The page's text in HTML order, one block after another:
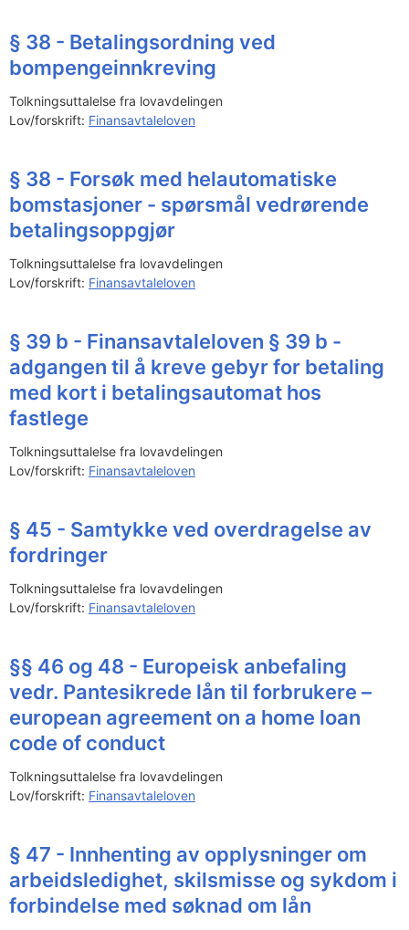
§ 38 - Betalingsordning ved
bompengeinnkreving
Tolkningsuttalelse fra lovavdelingen
Lov/forskrift: Finansavtaleloven
§ 38 - Forsøk med helautomatiske
bomstasjoner - spørsmål vedrørende
betalingsoppgjør
Tolkningsuttalelse fra lovavdelingen
Lov/forskrift: Finansavtaleloven
§ 39 b - Finansavtaleloven § 39 b -
adgangen til å kreve gebyr for betaling
med kort i betalingsautomat hos
fastlege
Tolkningsuttalelse fra lovavdelingen
Lov/forskrift: Finansavtaleloven
§ 45 - Samtykke ved overdragelse av
fordringer
Tolkningsuttalelse fra lovavdelingen
Lov/forskrift: Finansavtaleloven
§§ 46 og 48 - Europeisk anbefaling
vedr. Pantesikrede lån til forbrukere –
european agreement on a home loan
code of conduct
Tolkningsuttalelse fra lovavdelingen
Lov/forskrift: Finansavtaleloven
§ 47 - Innhenting av opplysninger om
arbeidsledighet, skilsmisse og sykdom i
forbindelse med søknad om lån